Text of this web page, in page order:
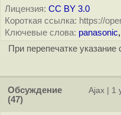
Лицензия: CC BY 3.0
Короткая ссылка: https://
Ключевые слова: panasonic,
При перепечатке
Обсуждение
(47)
Ajax 1